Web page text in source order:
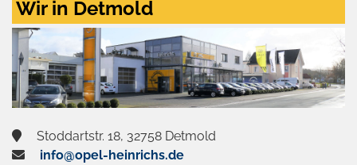
Wir in Detmold
Stoddartstr. 18, 32758 Detmold
info@opel-heinrichs.de